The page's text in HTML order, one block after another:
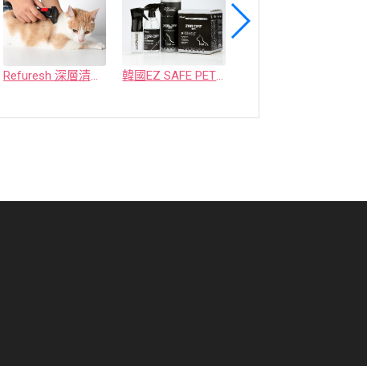
Refuresh 深層清潔寵物廢毛梳 韓國EZ SAFE PET ZEROFF 消臭劑